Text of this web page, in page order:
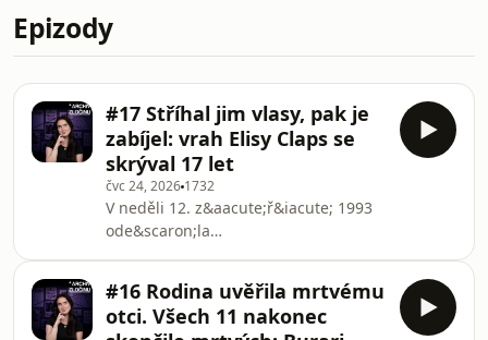
Epizody
#17 Stříhal jim vlasy, pak je
zabíjel: vrah Elisy Claps se
skrýval 17 let
čvc 24, 2026 1732
V neděli 12. z&aacute;ř&iacute; 1993
ode&scaron;la
italsk&eacute; Potenze. Domů se už
nikdy nevr&aacute;tila.
#16 Rodina uvěřila mrtvému
otci. Všech 11 nakonec